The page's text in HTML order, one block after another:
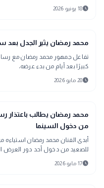
بالمجاورة 33، وذلك بعد تعرضها لأزمة نفسية خلال الفترة الأخيرة.
schedule18 يونيو 2026
interests
محمد رمضان يثير الجدل
تفاعل جمهور محمد رمضان مع
كبيرًا بعد أيام من بدء عرضه،
schedule28 مايو 2026
interests
محمد رمضان يطالب
من دخول السينما
أبدى الفنان محمد رمضان
للصعيد من دخول أحد دور العرض
بتقديم اعتذار رسمي لأهالي
الاجتماعي.
schedule17 مايو 2026